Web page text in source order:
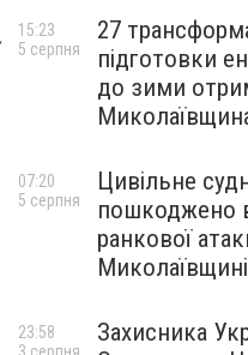
27
підготовки
до зими
15:23
5 серпня
Цивільне
пошкоджено
ранкової
Миколаївщині
07:20
5 серпня
Захисника
23:58